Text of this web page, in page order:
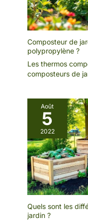
Composteur de
polypropylène ?
Les thermos
composteurs de
Août
5
2022
Quels sont les
jardin ?